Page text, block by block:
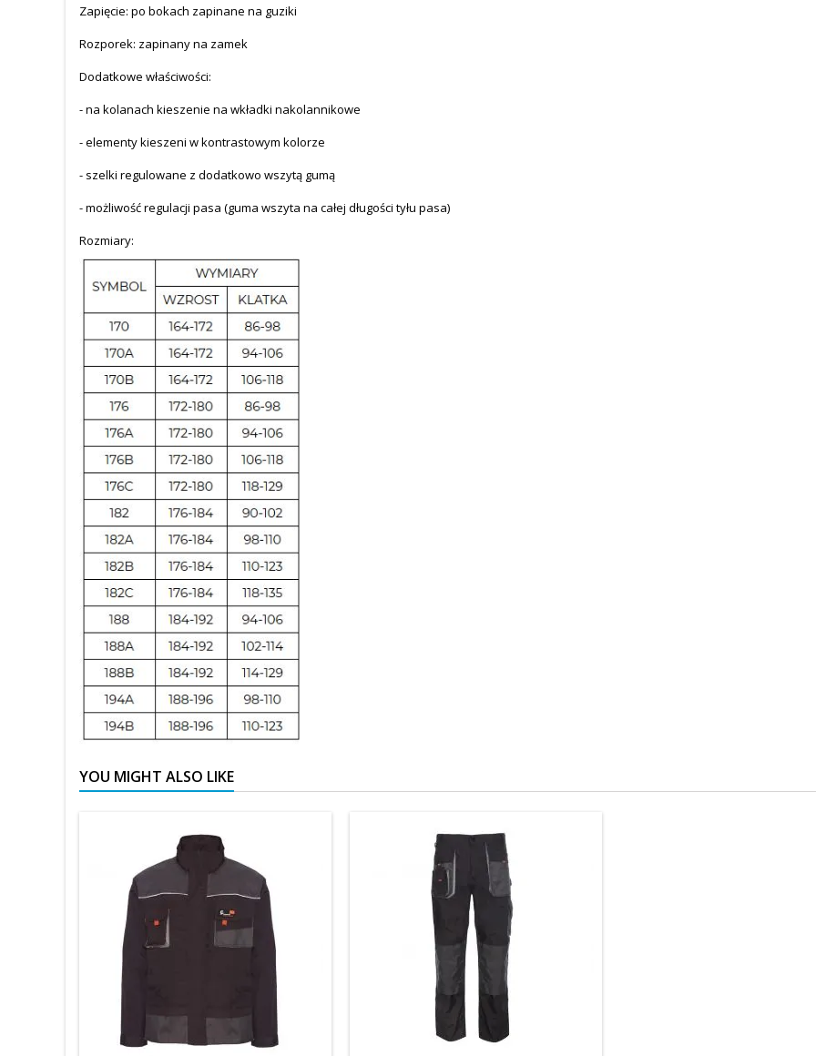
Zapięcie: po bokach zapinane na guziki
Rozporek: zapinany na zamek
Dodatkowe właściwości:
- na kolanach kieszenie na wkładki nakolannikowe
- elementy kieszeni w kontrastowym kolorze
- szelki regulowane z dodatkowo wszytą gumą
- możliwość regulacji pasa (guma wszyta na całej długości tyłu pasa)
Rozmiary:
YOU MIGHT ALSO LIKE